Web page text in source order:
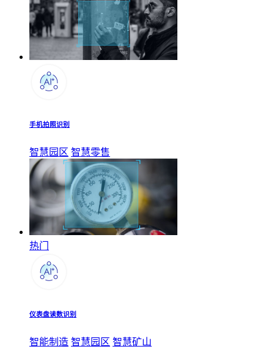
手机拍照识别
智慧园区 智慧零售
热门
仪表盘读数识别
智能制造 智慧园区 智慧矿山